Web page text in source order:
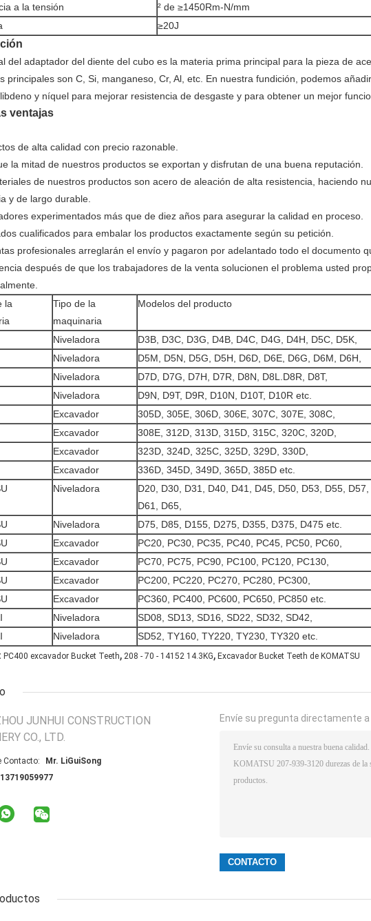
a la tensión
² de ≥1450Rm-N/mm
≥20J
del adaptador del diente del cubo es la materia prima principal para la pieza de
principales son C, Si, manganeso, Cr, Al, etc. En nuestra fundición, podemos
y níquel para mejorar resistencia de desgaste y para obtener un mejor
ventajas
de alta calidad con precio razonable.
la mitad de nuestros productos se exportan y disfrutan de una buena reputación.
de nuestros productos son acero de aleación de alta resistencia, haciendo
y de largo durable.
experimentados más que de diez años para asegurar la calidad en proceso.
cualificados para embalar los productos exactamente según su petición.
profesionales arreglarán el envío y pagaron por adelantado todo el documento
después de que los trabajadores de la venta solucionen el problema usted
la
Tipo de la
maquinaria
Modelos del producto
Niveladora
D3B, D3C, D3G, D4B, D4C, D4G, D4H, D5C, D5K,
Niveladora
D5M, D5N, D5G, D5H, D6D, D6E, D6G, D6M, D6H,
Niveladora
D7D, D7G, D7H, D7R, D8N, D8L.D8R, D8T,
Niveladora
D9N, D9T, D9R, D10N, D10T, D10R etc.
Excavador
305D, 305E, 306D, 306E, 307C, 307E, 308C,
Excavador
308E, 312D, 313D, 315D, 315C, 320C, 320D,
Excavador
323D, 324D, 325C, 325D, 329D, 330D,
Excavador
336D, 345D, 349D, 365D, 385D etc.
Niveladora
D20, D30, D31, D40, D41, D45, D50, D53, D55, D57,
D61, D65,
Niveladora
D75, D85, D155, D275, D355, D375, D475 etc.
Excavador
PC20, PC30, PC35, PC40, PC45, PC50, PC60,
Excavador
PC70, PC75, PC90, PC100, PC120, PC130,
Excavador
PC200, PC220, PC270, PC280, PC300,
Excavador
PC360, PC400, PC600, PC650, PC850 etc.
Niveladora
SD08, SD13, SD16, SD22, SD32, SD42,
Niveladora
SD52, TY160, TY220, TY230, TY320 etc.
PC400 excavador Bucket Teeth, 208 - 70 - 14152 14.3KG, Excavador Bucket Teeth de KOMATSU
JUNHUI CONSTRUCTION
CO., LTD.
Contacto:
Mr. LiGuiSong
13719059977
Envíe su pregunta directamente